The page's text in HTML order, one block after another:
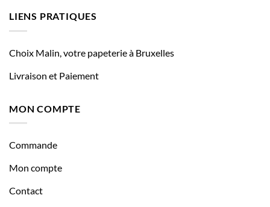
LIENS PRATIQUES
Choix Malin, votre papeterie à Bruxelles
Livraison et Paiement
MON COMPTE
Commande
Mon compte
Contact